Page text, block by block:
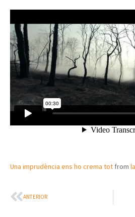
Una imprudència ens ho crema tot from
ANTERIOR